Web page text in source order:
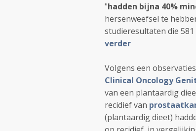
"hadden bijna 40%
hersenweefsel te
studieresultaten die
verder
Volgens een
Clinical Oncology
van een plantaardig
recidief van
(plantaardig dieet)